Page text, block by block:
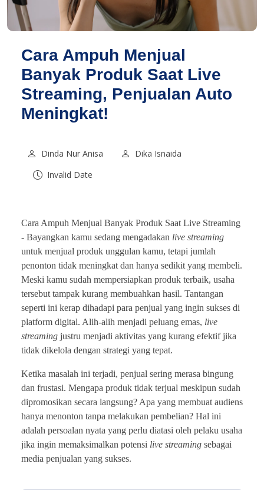
Cara Ampuh Menjual
Banyak Produk Saat Live
Streaming, Penjualan Auto
Meningkat!
Dinda Nur Anisa
Dika Isnaida
Invalid Date
Cara Ampuh Menjual Banyak Produk Saat Live Streaming
- Bayangkan kamu sedang mengadakan live streaming
untuk menjual produk unggulan kamu, tetapi jumlah
penonton tidak meningkat dan hanya sedikit yang membeli.
Meski kamu sudah mempersiapkan produk terbaik, usaha
tersebut tampak kurang membuahkan hasil. Tantangan
seperti ini kerap dihadapi para penjual yang ingin sukses di
platform digital. Alih-alih menjadi peluang emas, live
streaming justru menjadi aktivitas yang kurang efektif jika
tidak dikelola dengan strategi yang tepat.
Ketika masalah ini terjadi, penjual sering merasa bingung
dan frustasi. Mengapa produk tidak terjual meskipun sudah
dipromosikan secara langsung? Apa yang membuat audiens
hanya menonton tanpa melakukan pembelian? Hal ini
adalah persoalan nyata yang perlu diatasi oleh pelaku usaha
jika ingin memaksimalkan potensi live streaming sebagai
media penjualan yang sukses.